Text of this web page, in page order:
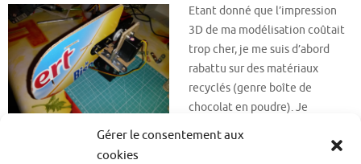
Gérer le consentement aux
cookies
Etant donné que l’impression
3D de ma modélisation coûtait
trop cher, je me suis d’abord
rabattu sur des matériaux
recyclés (genre boîte de
chocolat en poudre). Je
montrer ce que ça a donné. Mais